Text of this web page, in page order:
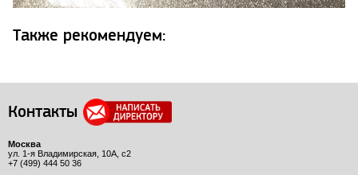
Также рекомендуем:
Контакты
Москва
ул. 1-я Владимирская, 10А, с2
+7 (499) 444 50 36